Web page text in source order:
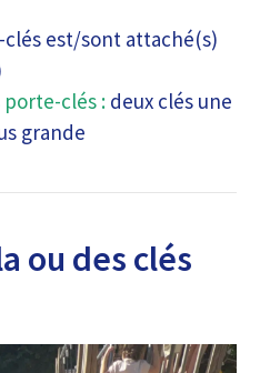
est/sont attaché(s)
clés : deux clés une
grande
ou des clés